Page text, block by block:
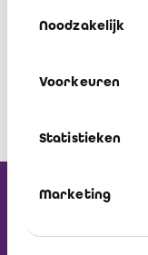
Noodzakelijk
Voorkeuren
Statistieken
Marketing
Ontvang